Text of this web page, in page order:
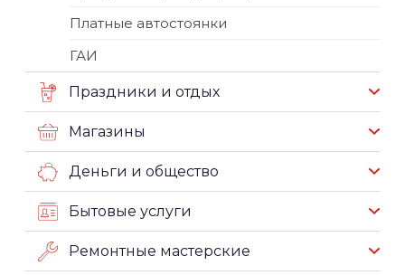
Платные автостоянки
ГАИ
Праздники и отдых
Магазины
Деньги и общество
Бытовые услуги
Ремонтные мастерские